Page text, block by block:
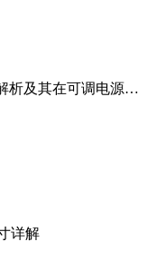
析及其在可调电源设
详解